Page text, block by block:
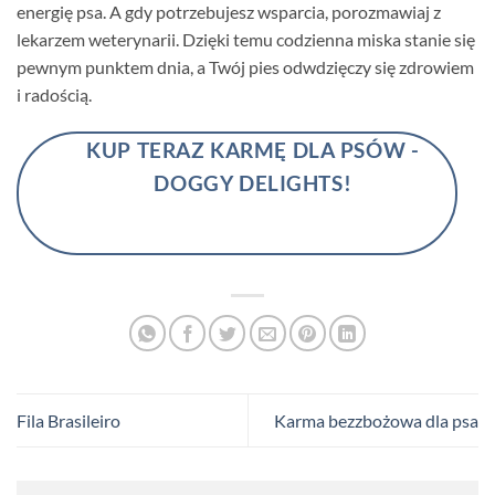
energię psa. A gdy potrzebujesz wsparcia, porozmawiaj z
lekarzem weterynarii. Dzięki temu codzienna miska stanie się
pewnym punktem dnia, a Twój pies odwdzięczy się zdrowiem
i radością.
KUP TERAZ KARMĘ DLA PSÓW -
DOGGY DELIGHTS!
Fila Brasileiro Karma bezzbożowa dla psa